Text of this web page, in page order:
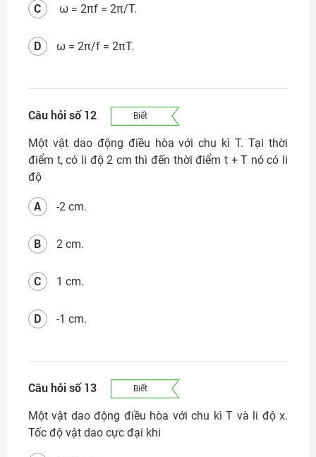
ω = 2πf = 2π/T.
C
ω = 2π/f = 2πT.
D
Câu hỏi số 12 Biết
Một vật dao động điều hòa với chu kì T. Tại thời
điểm t, có li độ 2 cm thì đến thời điểm t + T nó có li
độ
-2 cm.
A
2 cm.
B
1 cm.
C
-1 cm.
D
Câu hỏi số 13 Biết
Một vật dao động điều hòa với chu kì T và li độ x.
Tốc độ vật dao cực đại khi